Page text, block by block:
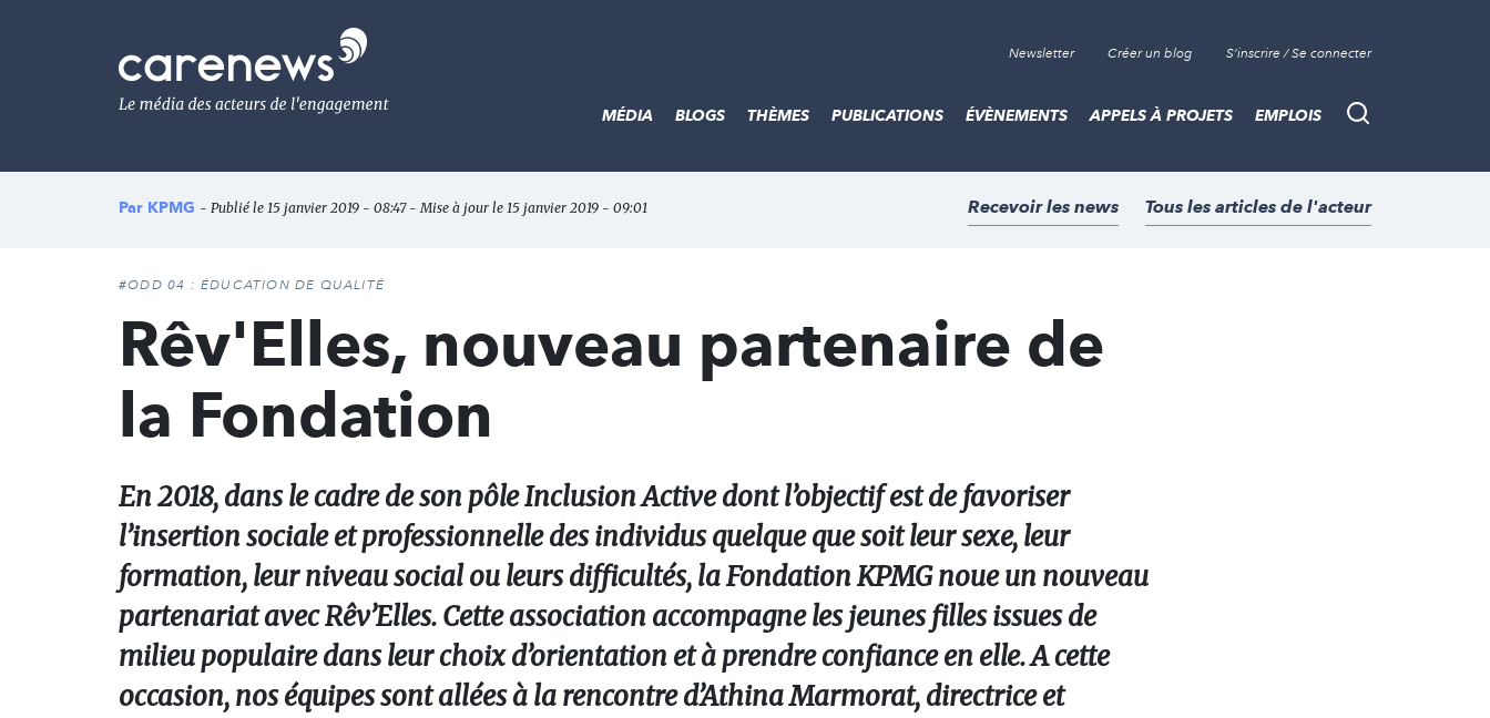
Le
média
de
l'engagement
Newsletter Créer un blog S'inscrire / Se connecter
Recherche
MÉDIA BLOGS THÈMES PUBLICATIONS ÉVÈNEMENTS APPELS À PROJETS EMPLOIS
Par KPMG - Publié le 15 janvier 2019 - 08:47 - Mise à jour le 15 janvier 2019 - 09:01 Recevoir les news Tous les articles de l'acteur
#ODD 04 : ÉDUCATION DE QUALITÉ
Rêv'Elles, nouveau partenaire de
la Fondation
En 2018, dans le cadre de son pôle Inclusion Active dont l’objectif est de favoriser
l’insertion sociale et professionnelle des individus quelque que soit leur sexe, leur
formation, leur niveau social ou leurs difficultés, la Fondation KPMG noue un nouveau
partenariat avec Rêv’Elles. Cette association accompagne les jeunes filles issues de
milieu populaire dans leur choix d’orientation et à prendre confiance en elle. A cette
occasion, nos équipes sont allées à la rencontre d’Athina Marmorat, directrice et